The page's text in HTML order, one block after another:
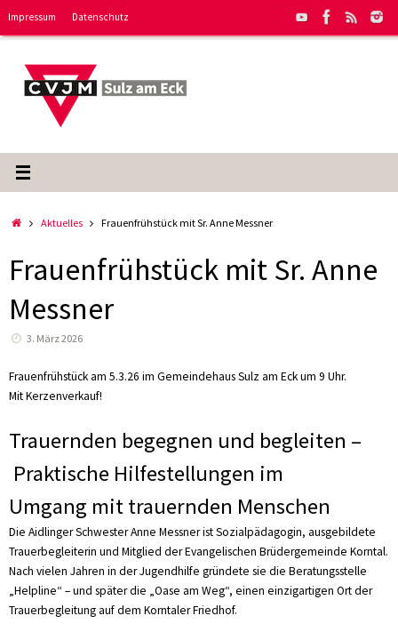
Impressum Datenschutz
StartAktuelles Frauenfrühstück mit Sr. Anne Messner
Frauenfrühstück mit Sr. Anne
Messner
3. März 2026
Frauenfrühstück am 5.3.26 im Gemeindehaus Sulz am Eck um 9 Uhr.
Mit Kerzenverkauf!
Trauernden begegnen und begleiten –
Praktische Hilfestellungen im
Umgang mit trauernden Menschen
Die Aidlinger Schwester Anne Messner ist Sozialpädagogin, ausgebildete
Trauerbegleiterin und Mitglied der Evangelischen Brüdergemeinde Korntal.
Nach vielen Jahren in der Jugendhilfe gründete sie die Beratungsstelle
„Helpline“ – und später die „Oase am Weg“, einen einzigartigen Ort der
Trauerbegleitung auf dem Korntaler Friedhof.